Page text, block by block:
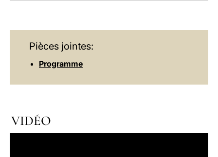
Pièces jointes:
Programme
VIDÉO